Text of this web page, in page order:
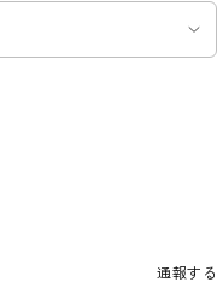
通報する